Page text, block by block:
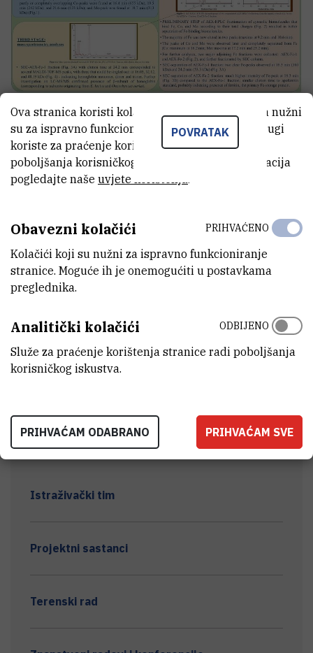
2023 - MSBM - ZORAN(6)
Pogledaj galeriju →
BIOMOLEKULE KOJE VEŽU METALE I
INDUSTRIJSKOM OTPADU (METABIOM)
Istraživački tim
Projektni sastanci
Terenski rad
POVRATAK
Ova stranica koristi kolačiće. Neki od tih kolačića nužni
su za ispravno funkcioniranje stranice, dok se drugi
koriste za praćenje korištenja stranice radi
poboljšanja korisničkog iskustva. Za više informacija
pogledajte naše uvjete korištenja
Obavezni kolačići
Kolačići koji su nužni za ispravno funkcioniranje
stranice. Moguće ih je onemogućiti u postavkama
preglednika.
PRIHVAĆENO
Analitički kolačići
Služe za praćenje korištenja stranice radi poboljšanja
korisničkog iskustva.
ODBIJENO
PRIHVAĆAM ODABRANO PRIHVAĆAM SVE